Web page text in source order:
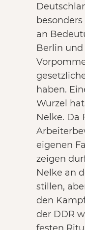
an
Berlin
haben.
Wurzel
Nelke. Da
eigenen
zeigen
Nelke an
stillen,
den
der DDR
festen